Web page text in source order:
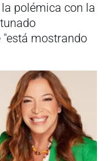
polémica con la
mostrando